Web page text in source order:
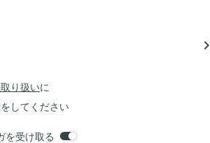
navigate_next
り扱いに
してください
を受け取る